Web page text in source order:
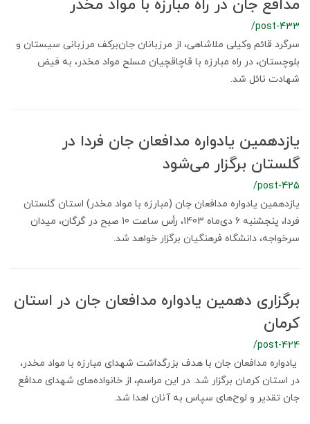
مدافع جان در راه مبارزه با مواد مخدر
/post-433
سرگرد قائم وکیلی ملاشاهی، از مرزبانان جان‌برکف مرزبانی سیستان و
بلوچستان، در راه مبارزه با قاچاقچیان مسلح مواد مخدر، به فیض
شهادت نائل شد.
یازدهمین یادواره مدافعان جان فردا در
گلستان برگزار می‌شود
/post-425
یازدهمین یادواره مدافعان جان (مبارزه با مواد مخدر) استان گلستان
فردا، پنجشنبه 6 دی‌ماه 1403، رأس ساعت 10 صبح در گرگان، میدان
سرخواجه، دانشگاه فرهنگیان برگزار خواهد شد.
برگزاری دهمین یادواره مدافعان جان در استان
کرمان
/post-424
یادواره مدافعان جان با هدف بزرگداشت شهدای مبارزه با مواد مخدر،
در استان کرمان برگزار شد. در این مراسم، از خانواده‌های شهدای مدافع
جان تقدیر و لوح‌های سپاس به آنان اهدا شد.